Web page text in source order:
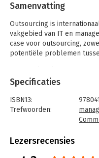
Samenvatting
Outsourcing is
vakgebied van IT en
case voor outsourcing,
potentiële problemen
theorie, onderzoek en
praktisch perspectief over
het informatiemanagement.
Specificaties
ISBN13:
Trefwoorden:
Lezersrecensies